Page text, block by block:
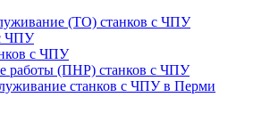
(ТО) станков с ЧПУ
ЧПУ
с ЧПУ
работы (ПНР) станков с ЧПУ
станков с ЧПУ в Перми